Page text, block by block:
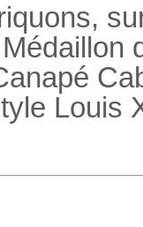
Louis